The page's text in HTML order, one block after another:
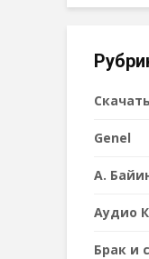
Genel
А.
Аудио
Брак и